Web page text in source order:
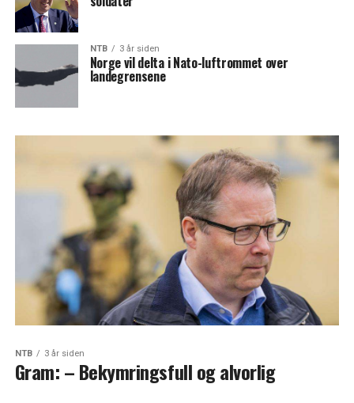
NTB 3 år siden
Norge vil delta i Nato-luftrommet over
landegrensene
NTB 3 år siden
Gram: – Bekymringsfull og alvorlig